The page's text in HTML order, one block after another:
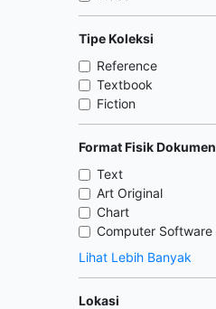
Tipe Koleksi
Reference
Textbook
Fiction
Format Fisik Dokumen
Text
Art Original
Chart
Computer Software
Lihat Lebih Banyak
Lokasi